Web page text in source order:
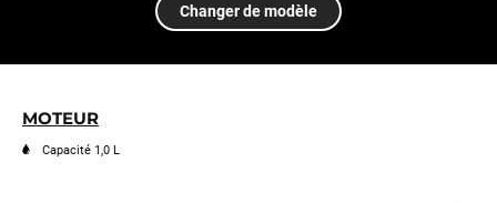
Revendeurs
Changer de modèle
MOTEUR
Capacité 1,0 L